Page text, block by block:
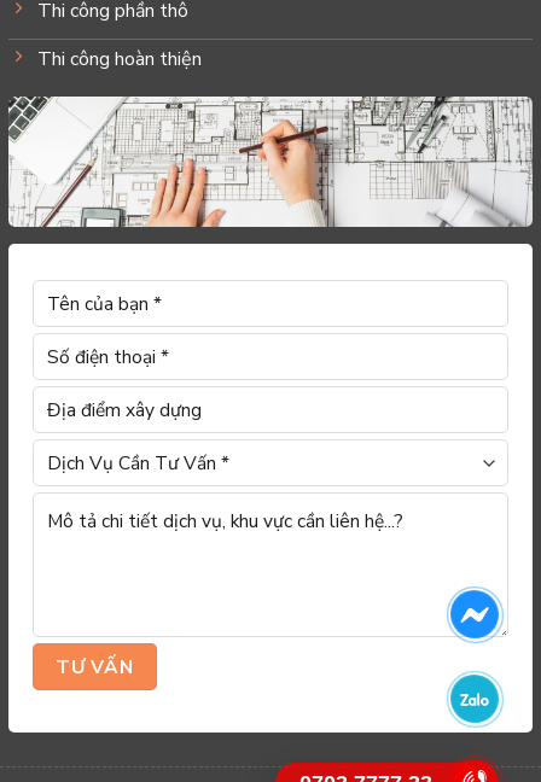
Thi công phần thô
Thi công hoàn thiện